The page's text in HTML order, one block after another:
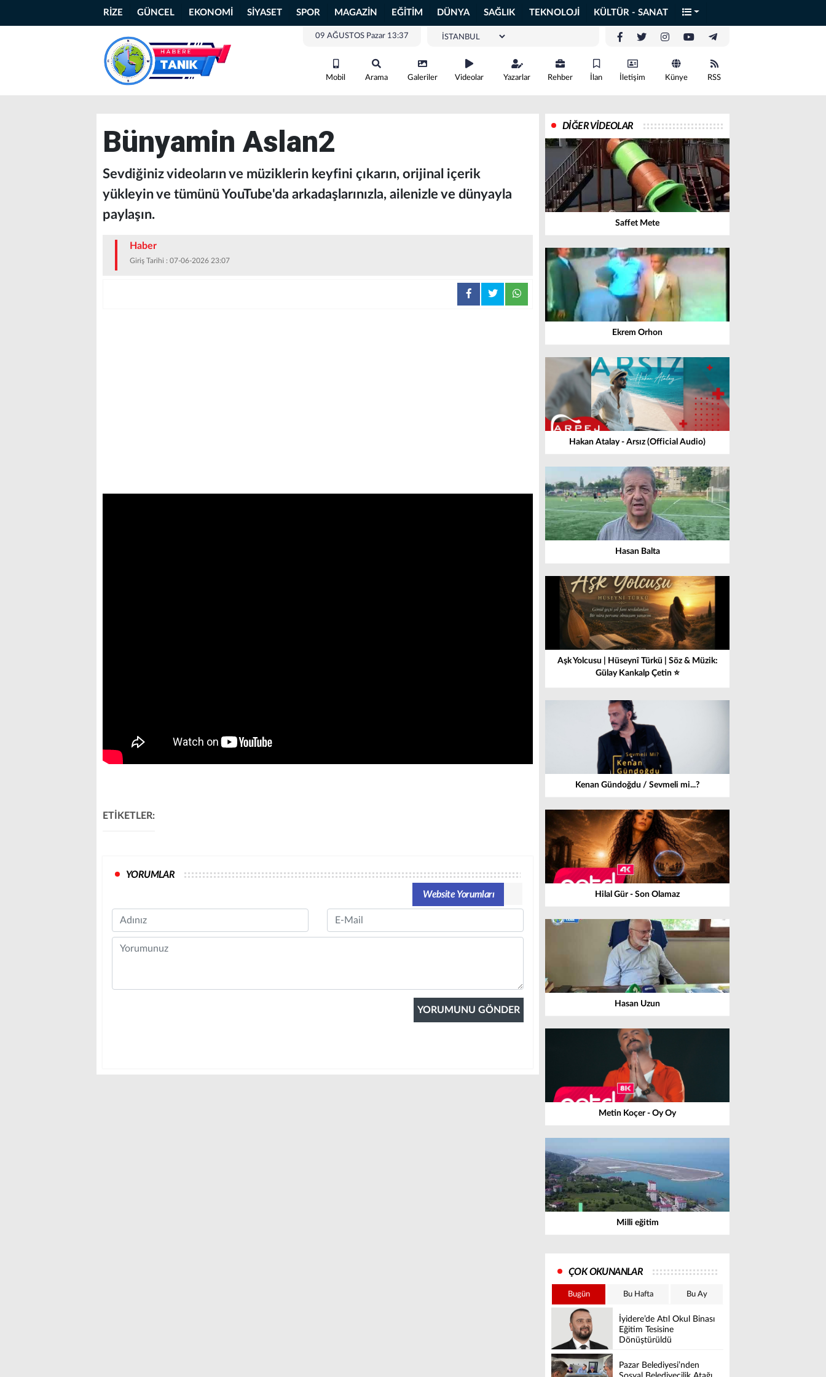
RİZE GÜNCEL EKONOMİ SİYASET SPOR MAGAZİN EĞİTİM DÜNYA SAĞLIK TEKNOLOJİ KÜLTÜR - SANAT
09 AĞUSTOS Pazar 13:37
Mobil Arama Galeriler Videolar Yazarlar Rehber İlan İletişim Künye RSS
Bünyamin Aslan2
Sevdiğiniz videoların ve müziklerin keyfini çıkarın, orijinal içerik
yükleyin ve tümünü YouTube'da arkadaşlarınızla, ailenizle ve dünyayla
paylaşın.
Haber
Giriş Tarihi : 07-06-2026 23:07
ETİKETLER:
YORUMLAR
Website Yorumları
Name Email
Comment
DİĞER VİDEOLAR
Saffet Mete
Ekrem Orhon
Hakan Atalay - Arsız (Official Audio)
Hasan Balta
Aşk Yolcusu | Hüseynî Türkü | Söz & Müzik:
Gülay Kankalp Çetin ⭐
Kenan Gündoğdu / Sevmeli mi...?
Hilal Gür - Son Olamaz
Hasan Uzun
Metin Koçer - Oy Oy
Milli eğitim
ÇOK OKUNANLAR
Bugün Bu Hafta Bu Ay
İyidere’de Atıl Okul Binası
Eğitim Tesisine
Dönüştürüldü
Pazar Belediyesi’nden